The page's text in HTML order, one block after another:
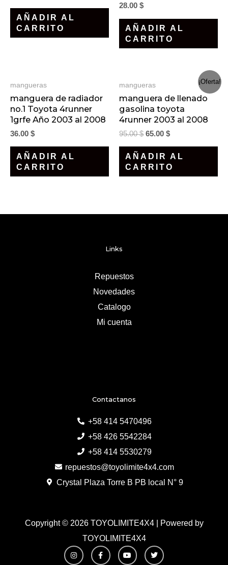
AÑADIR AL
CARRITO
28.00 $
AÑADIR AL
CARRITO
mangueras
manguera de radiador
no.1 Toyota 4runner
1grfe Año 2003 al 2008
36.00 $
AÑADIR AL
CARRITO
¡Oferta!
mangueras
manguera de llenado
gasolina toyota
4runner 2003 al 2008
95.00$ 65.00 $
AÑADIR AL
CARRITO
Contactanos
+58 414 5470496
+58 426 5542284
+58 414 5530279
repuestos@toyolimite4x4.com
Crystal Plaza Torre B PB local N° 9
Links
Repuestos
Novedades
Catalogo
Mi cuenta
Copyright © 2026 TOYOLIMITE4X4 | Powered by
TOYOLIMITE4X4
I
n
s
F
a
c
Y
o
u
T
w
i